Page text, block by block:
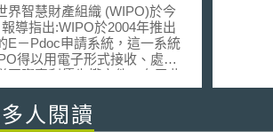
智慧財產組織 (WIPO)於今
導指出:WIPO於2004年推出
E－Pdoc申請系統，這一系統
得以用電子形式接收、處理
國際專利優先權文件。有了此
申請系統，申請人可以要求同
請案以其在任何特定簽約國專
次提出申請的日期?國際專利申
人閱讀